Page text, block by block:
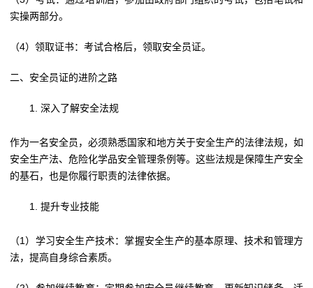
实操两部分。
（4）领取证书：考试合格后，领取安全员证。
二、安全员证的进阶之路
深入了解安全法规
作为一名安全员，必须熟悉国家和地方关于安全生产的法律法规，如
安全生产法、危险化学品安全管理条例等。这些法规是保障生产安全
的基石，也是你履行职责的法律依据。
提升专业技能
（1）学习安全生产技术：掌握安全生产的基本原理、技术和管理方
法，提高自身综合素质。